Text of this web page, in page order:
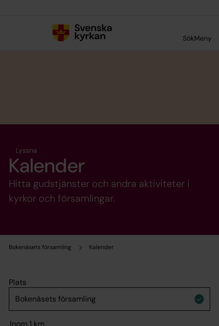
SökMeny
Bokenäsets församling Kalender
Lyssna
Kalender
Hitta gudstjänster och andra aktiviteter i
kyrkor och församlingar.
Plats